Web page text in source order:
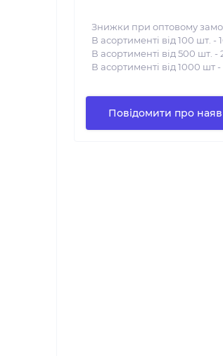
Знижки при оптовому
В асортименті від 100 шт. -
В асортименті від 500 шт. -
В асортименті від 1000 шт -
Повідомити про